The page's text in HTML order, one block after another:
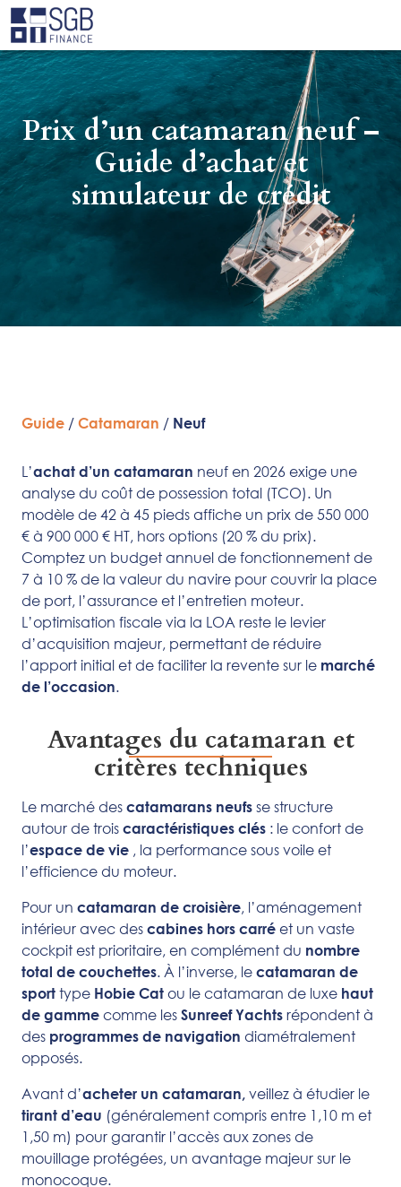
Prix d’un catamaran neuf –
Guide d’achat et
simulateur de crédit
Guide / Catamaran / Neuf
L’achat d’un catamaran neuf en 2026 exige une
analyse du coût de possession total (TCO). Un
modèle de 42 à 45 pieds affiche un prix de 550 000
€ à 900 000 € HT, hors options (20 % du prix).
Comptez un budget annuel de fonctionnement de
7 à 10 % de la valeur du navire pour couvrir la place
de port, l’assurance et l’entretien moteur.
L’optimisation fiscale via la LOA reste le levier
d’acquisition majeur, permettant de réduire
l’apport initial et de faciliter la revente sur le marché
de l’occasion.
Avantages du catamaran et
critères techniques
Le marché des catamarans neufs se structure
autour de trois caractéristiques clés : le confort de
l’espace de vie , la performance sous voile et
l’efficience du moteur.
Pour un catamaran de croisière, l’aménagement
intérieur avec des cabines hors carré et un vaste
cockpit est prioritaire, en complément du nombre
total de couchettes. À l’inverse, le catamaran de
sport type Hobie Cat ou le catamaran de luxe haut
de gamme comme les Sunreef Yachts répondent à
des programmes de navigation diamétralement
opposés.
Avant d’acheter un catamaran, veillez à étudier le
tirant d’eau (généralement compris entre 1,10 m et
1,50 m) pour garantir l’accès aux zones de
mouillage protégées, un avantage majeur sur le
monocoque.